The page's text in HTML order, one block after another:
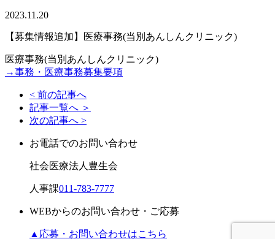
2023.11.20
【募集情報追加】医療事務(当別あんしんクリニック)
医療事務(当別あんしんクリニック)
→事務・医療事務募集要項
< 前の記事へ
記事一覧へ ＞
次の記事へ >
お電話でのお問い合わせ
社会医療法人豊生会
人事課011-783-7777
WEBからのお問い合わせ・ご応募
▲ 応募・お問い合わせはこちら